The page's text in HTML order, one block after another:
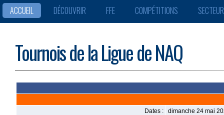
ACCUEIL DÉCOUVRIR FFE COMPÉTITIONS
Tournois de la Ligue de NAQ
Dates :
dimanche 24 mai